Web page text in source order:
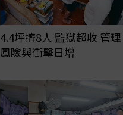
4.4坪擠8人 監獄超收 管理
風險與衝擊日增